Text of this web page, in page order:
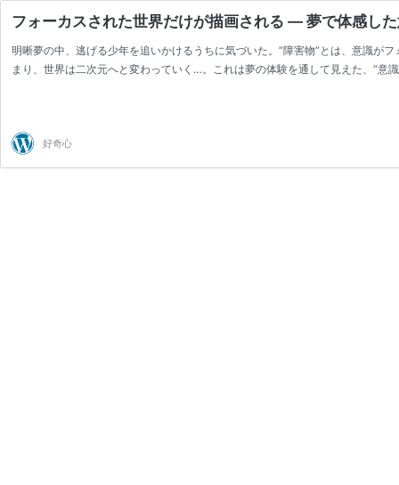
フォーカスされた世界だけが描画される ― 夢で体感し
明晰夢の中、逃げる少年を追いかけるうちに気づいた。“障害物”とは、意識が
まり、世界は二次元へと変わっていく…。これは夢の体験を通して見えた、“意
好奇心